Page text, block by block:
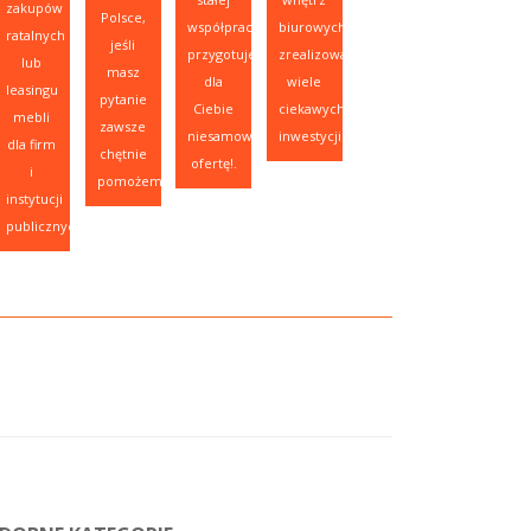
zakupów
ratalnych
lub
leasingu
mebli
dla firm
i
instytucji
publicznych.
Polsce,
jeśli
masz
pytanie
zawsze
chętnie
pomożemy.
współpracy,
przygotujemy
dla
Ciebie
niesamowitą
ofertę!.
biurowych,
zrealizowaliśmy
wiele
ciekawych
inwestycji.